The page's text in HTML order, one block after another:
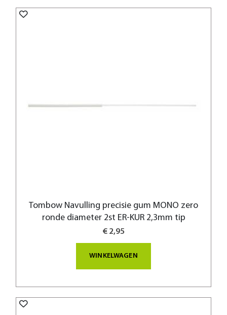
Tombow Navulling precisie gum MONO zero
ronde diameter 2st ER-KUR 2,3mm tip
€ 2,95
WINKELWAGEN